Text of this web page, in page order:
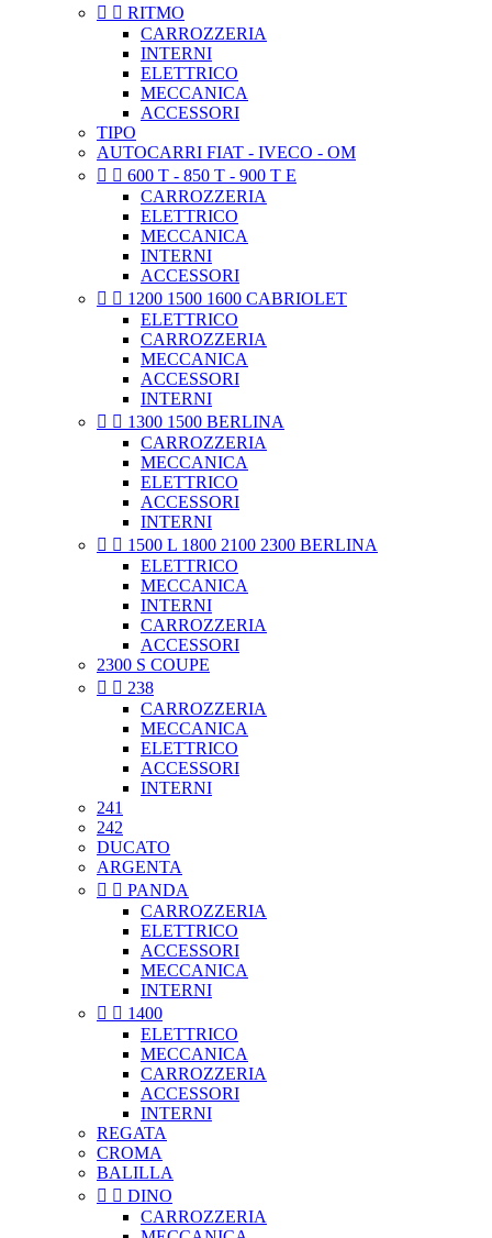
  RITMO
CARROZZERIA
INTERNI
ELETTRICO
MECCANICA
ACCESSORI
TIPO
AUTOCARRI FIAT - IVECO - OM
  600 T - 850 T - 900 T E
CARROZZERIA
ELETTRICO
MECCANICA
INTERNI
ACCESSORI
  1200 1500 1600 CABRIOLET
ELETTRICO
CARROZZERIA
MECCANICA
ACCESSORI
INTERNI
  1300 1500 BERLINA
CARROZZERIA
MECCANICA
ELETTRICO
ACCESSORI
INTERNI
  1500 L 1800 2100 2300 BERLINA
ELETTRICO
MECCANICA
INTERNI
CARROZZERIA
ACCESSORI
2300 S COUPE
  238
CARROZZERIA
MECCANICA
ELETTRICO
ACCESSORI
INTERNI
241
242
DUCATO
ARGENTA
  PANDA
CARROZZERIA
ELETTRICO
ACCESSORI
MECCANICA
INTERNI
  1400
ELETTRICO
MECCANICA
CARROZZERIA
ACCESSORI
INTERNI
REGATA
CROMA
BALILLA
  DINO
CARROZZERIA